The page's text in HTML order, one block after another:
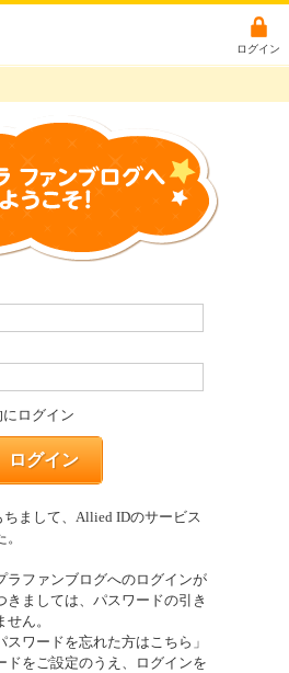
ログイン
ログイン
ログイン
まして、Allied IDのサービス
ラファンブログへのログインが
きましては、パスワードの引き
ん。
スワードを忘れた方はこちら」
ドをご設定のうえ、ログインを